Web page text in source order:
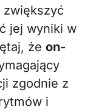
zwiększyć
jej wyniki w
że on-
zgodnie z
i